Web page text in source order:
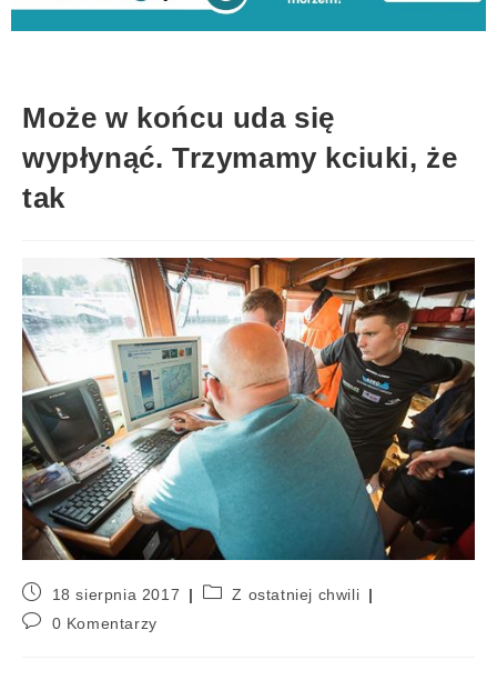
Może w końcu uda się
wypłynąć. Trzymamy kciuki, że
tak
18 sierpnia 2017
Z ostatniej chwili
0 Komentarzy